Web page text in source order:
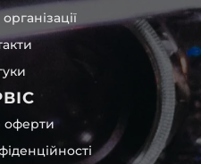
оферти